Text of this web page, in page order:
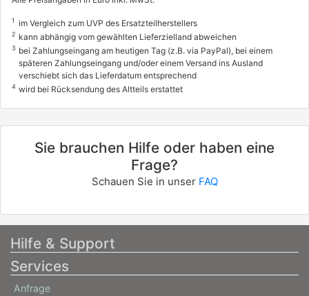
2.3 CDTI FWD (JV)
74 / 101
12/2010 - heute
0035AMQ, 0035ANR, 0035ART
0035BKG, 1844ABA, 1844ABF
1844ABP, 1844AHX
OPEL
2.3 CDTI FWD (FV)
MOVANO B Kasten (X62)
1 im Vergleich zum UVP des Ersatzteilherstellers
2 kann abhängig vom gewählten Lieferzielland abweichen
3 bei Zahlungseingang am heutigen Tag (z.B. via PayPal), bei einem
späteren Zahlungseingang und/oder einem Versand ins Ausland
verschiebt sich das Lieferdatum entsprechend
4 wird bei Rücksendung des Altteils erstattet
Sie brauchen Hilfe oder haben eine
Frage?
Schauen Sie in unser FAQ
Hilfe & Support
Services
Anfrage